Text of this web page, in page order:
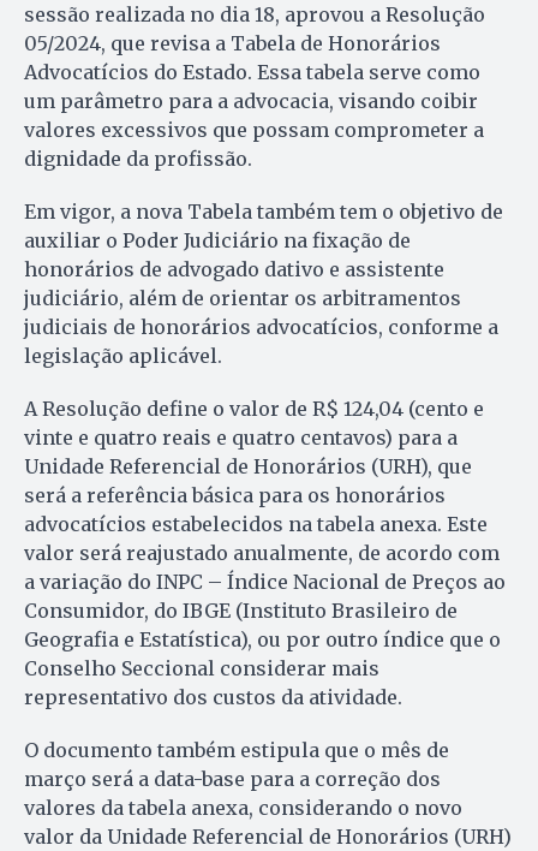
sessão realizada no dia 18, aprovou a Resolução
05/2024, que revisa a Tabela de Honorários
Advocatícios do Estado. Essa tabela serve como
um parâmetro para a advocacia, visando coibir
valores excessivos que possam comprometer a
dignidade da profissão.
Em vigor, a nova Tabela também tem o objetivo de
auxiliar o Poder Judiciário na fixação de
honorários de advogado dativo e assistente
judiciário, além de orientar os arbitramentos
judiciais de honorários advocatícios, conforme a
legislação aplicável.
A Resolução define o valor de R$ 124,04 (cento e
vinte e quatro reais e quatro centavos) para a
Unidade Referencial de Honorários (URH), que
será a referência básica para os honorários
advocatícios estabelecidos na tabela anexa. Este
valor será reajustado anualmente, de acordo com
a variação do INPC – Índice Nacional de Preços ao
Consumidor, do IBGE (Instituto Brasileiro de
Geografia e Estatística), ou por outro índice que o
Conselho Seccional considerar mais
representativo dos custos da atividade.
O documento também estipula que o mês de
março será a data-base para a correção dos
valores da tabela anexa, considerando o novo
valor da Unidade Referencial de Honorários (URH)